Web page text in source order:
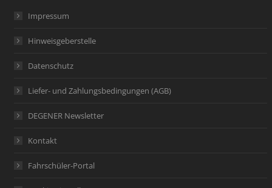
Impressum
Hinweisgeberstelle
Datenschutz
Liefer- und Zahlungsbedingungen (AGB)
DEGENER Newsletter
Kontakt
Fahrschüler-Portal